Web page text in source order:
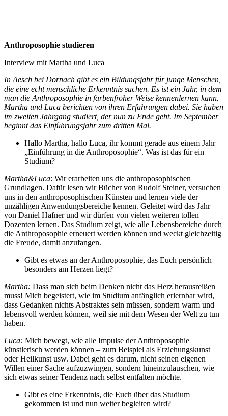
Anthroposophie studieren
Interview mit Martha und Luca
In Aesch bei Dornach gibt es ein Bildungsjahr für junge Menschen,
die eine echt menschliche Erkenntnis suchen. Es ist ein Jahr, in dem
man die Anthroposophie in farbenfroher Weise kennenlernen kann.
Martha und Luca berichten von ihren Erfahrungen dabei. Sie haben
im zweiten Jahrgang studiert, der nun zu Ende geht. Im September
beginnt das Einführungsjahr zum dritten Mal.
Hallo Martha, hallo Luca, ihr kommt gerade aus einem Jahr
„Einführung in die Anthroposophie“. Was ist das für ein
Studium?
Martha&Luca: Wir erarbeiten uns die anthroposophischen
Grundlagen. Dafür lesen wir Bücher von Rudolf Steiner, versuchen
uns in den anthroposophischen Künsten und lernen viele der
unzähligen Anwendungsbereiche kennen. Geleitet wird das Jahr
von Daniel Hafner und wir dürfen von vielen weiteren tollen
Dozenten lernen. Das Studium zeigt, wie alle Lebensbereiche durch
die Anthroposophie erneuert werden können und weckt gleichzeitig
die Freude, damit anzufangen.
Gibt es etwas an der Anthroposophie, das Euch persönlich
besonders am Herzen liegt?
Martha: Dass man sich beim Denken nicht das Herz herausreißen
muss! Mich begeistert, wie im Studium anfänglich erlernbar wird,
dass Gedanken nichts Abstraktes sein müssen, sondern warm und
lebensvoll werden können, weil sie mit dem Wesen der Welt zu tun
haben.
Luca: Mich bewegt, wie alle Impulse der Anthroposophie
künstlerisch werden können – zum Beispiel als Erziehungskunst
oder Heilkunst usw. Dabei geht es darum, nicht seinen eigenen
Willen einer Sache aufzuzwingen, sondern hineinzulauschen, wie
sich etwas seiner Tendenz nach selbst entfalten möchte.
Gibt es eine Erkenntnis, die Euch über das Studium
gekommen ist und nun weiter begleiten wird?